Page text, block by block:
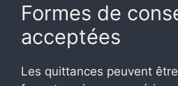
Formes de
acceptées
Les quittances peuvent